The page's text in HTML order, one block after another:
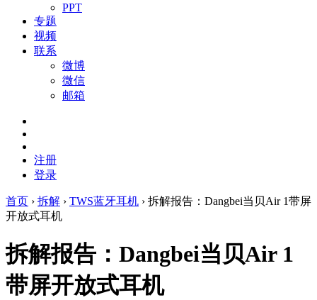
PPT
专题
视频
联系
微博
微信
邮箱
注册
登录
首页 › 拆解 › TWS蓝牙耳机 › 拆解报告：Dangbei当贝Air 1带屏
开放式耳机
拆解报告：Dangbei当贝Air 1
带屏开放式耳机